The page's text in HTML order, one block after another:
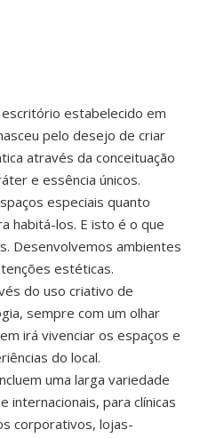
estabelecido em
pelo desejo de criar
através da conceituação
e essência únicos.
especiais quanto
habitá-los. E isto é o que
Desenvolvemos ambientes
estéticas.
do uso criativo de
sempre com um olhar
irá vivenciar os espaços e
do local.
uma larga variedade
internacionais, para clínicas
corporativos, lojas-